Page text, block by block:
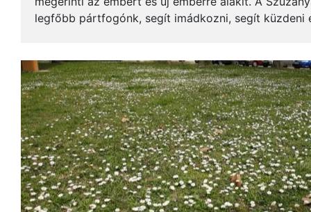
legfőbb pártfogónk, segít imádkozni, segít